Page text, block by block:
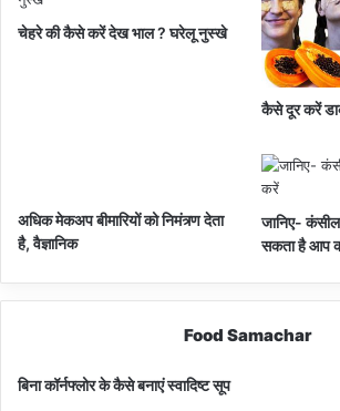
चेहरे की कैसे करें देख भाल ? घरेलू नुस्खे
कैसे दूर करें
अधिक मेकअप बीमारियों को निमंत्र्ण देता
है, वैज्ञानिक
जानिए-
सकता है आप
Food Samachar
बिना कॉर्नफ्लोर के कैसे बनाएं स्वादिष्ट सूप